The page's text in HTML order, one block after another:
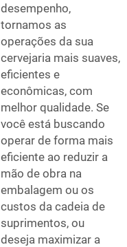
desempenho,
tornamos as
operações da sua
cervejaria mais suaves,
eficientes e
econômicas, com
melhor qualidade. Se
você está buscando
operar de forma mais
eficiente ao reduzir a
mão de obra na
embalagem ou os
custos da cadeia de
suprimentos, ou
deseja maximizar a